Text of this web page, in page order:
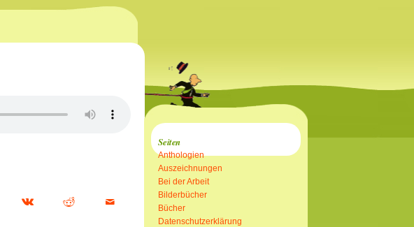
Seiten
Anthologien
Auszeichnungen
Bei der Arbeit
Bilderbücher
Bücher
Datenschutzerklärung